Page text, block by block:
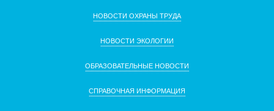
НОВОСТИ ОХРАНЫ ТРУДА
НОВОСТИ ЭКОЛОГИИ
ОБРАЗОВАТЕЛЬНЫЕ НОВОСТИ
СПРАВОЧНАЯ ИНФОРМАЦИЯ